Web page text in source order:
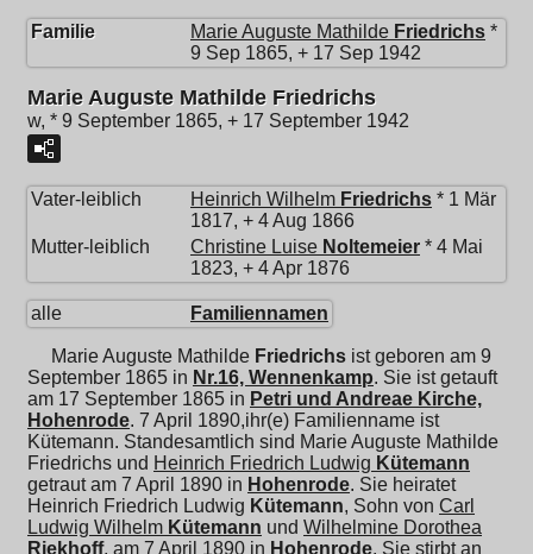
Familie Marie Auguste Mathilde Friedrichs *
9 Sep 1865, + 17 Sep 1942
Marie Auguste Mathilde Friedrichs
w, * 9 September 1865, + 17 September 1942
Vater-leiblich Heinrich Wilhelm Friedrichs * 1 Mär
1817, + 4 Aug 1866
Mutter-leiblich
Christine Luise Noltemeier * 4 Mai
1823, + 4 Apr 1876
alle Familiennamen
Marie Auguste Mathilde Friedrichs ist geboren am 9
September 1865 in Nr.16, Wennenkamp. Sie ist getauft
am 17 September 1865 in Petri und Andreae Kirche,
Hohenrode. 7 April 1890,ihr(e) Familienname ist
Kütemann. Standesamtlich sind Marie Auguste Mathilde
Friedrichs und Heinrich Friedrich Ludwig Kütemann
getraut am 7 April 1890 in Hohenrode. Sie heiratet
Heinrich Friedrich Ludwig Kütemann, Sohn von Carl
Ludwig Wilhelm Kütemann und Wilhelmine Dorothea
Riekhoff, am 7 April 1890 in Hohenrode. Sie stirbt an